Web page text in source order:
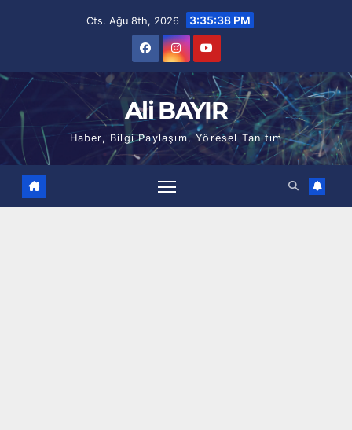
Cts. Ağu 8th, 2026 3:35:39 PM
Ali BAYIR
Haber, Bilgi Paylaşım, Yöresel Tanıtım